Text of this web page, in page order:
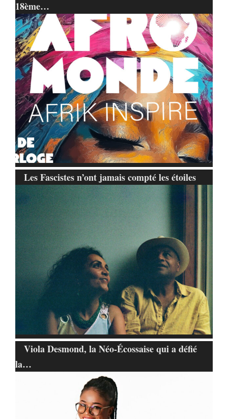
18ème…
Les Fascistes n’ont jamais compté les étoiles
Viola Desmond, la Néo-Écossaise qui a défié
la…